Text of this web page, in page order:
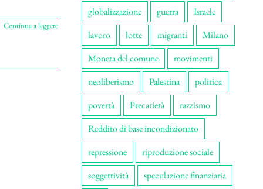
Continua a leggere
globalizzazione
guerra
Israele
lavoro
lotte migranti
Milano
Moneta del comune
movimenti
neoliberismo
Palestina
politica
povertà
Precarietà
razzismo
Reddito di base incondizionato
repressione
riproduzione sociale
soggettività
speculazione finanziaria